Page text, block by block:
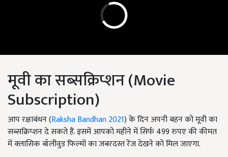
मूवी का सब्सक्रिप्शन (Movie
Subscription)
आप रक्षाबंधन (Raksha Bandhan 2021) के दिन अपनी बहन को मूवी का
सब्सक्रिप्शन दे सकते हैं. इसमें आपको महीने में सिर्फ 499 रुपए की कीमत
में क्लासिक बॉलीवुड फिल्मों का जबरदस्त रेंज देखने को मिल जाएगा.